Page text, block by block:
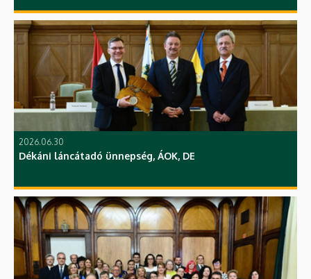
2026.06.30
Dékáni láncátadó ünnepség, ÁOK, DE